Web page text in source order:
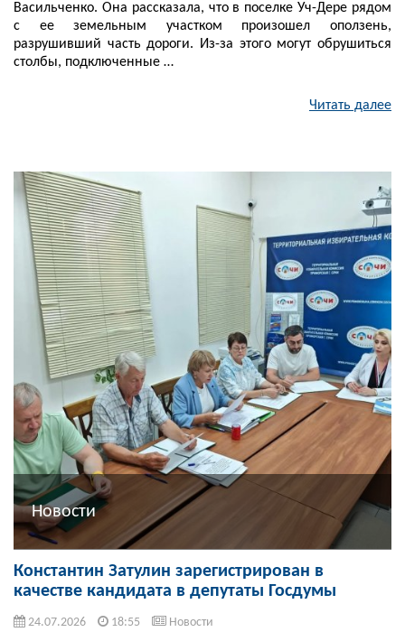
Васильченко. Она рассказала, что в поселке Уч-Дере рядом
с ее земельным участком произошел оползень,
разрушивший часть дороги. Из-за этого могут обрушиться
столбы, подключенные …
Читать далее
Новости
Константин Затулин зарегистрирован в
качестве кандидата в депутаты Госдумы
24.07.2026 18:55 Новости